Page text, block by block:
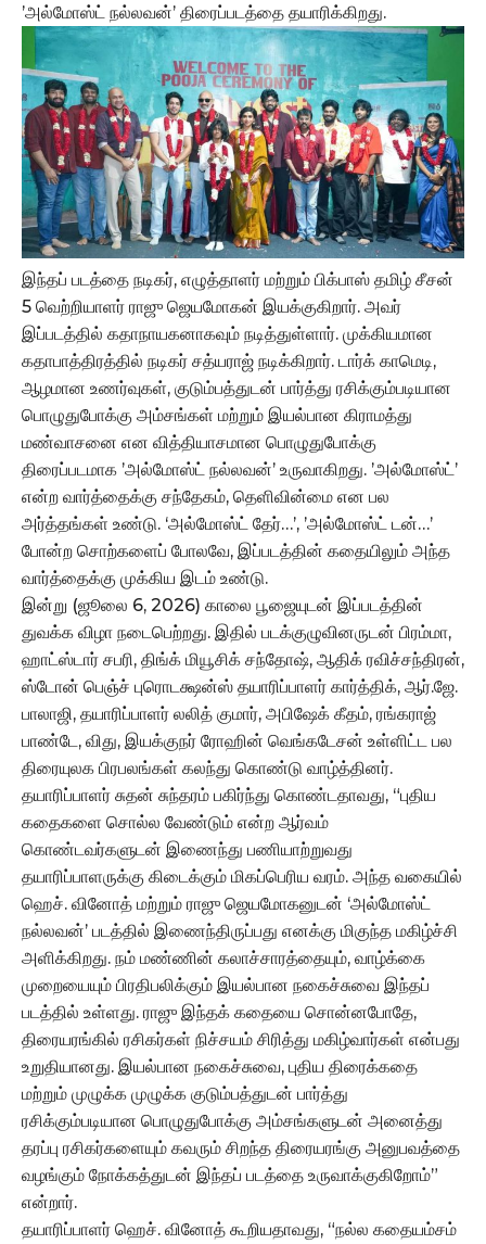
’அல்மோஸ்ட் நல்லவன்’ திரைப்படத்தை தயாரிக்கிறது.
இந்தப் படத்தை நடிகர், எழுத்தாளர் மற்றும் பிக்பாஸ் தமிழ் சீசன்
5 வெற்றியாளர் ராஜு ஜெயமோகன் இயக்குகிறார். அவர்
இப்படத்தில் கதாநாயகனாகவும் நடித்துள்ளார். முக்கியமான
கதாபாத்திரத்தில் நடிகர் சத்யராஜ் நடிக்கிறார். டார்க் காமெடி,
ஆழமான உணர்வுகள், குடும்பத்துடன் பார்த்து ரசிக்கும்படியான
பொழுதுபோக்கு அம்சங்கள் மற்றும் இயல்பான கிராமத்து
மண்வாசனை என வித்தியாசமான பொழுதுபோக்கு
திரைப்படமாக ’அல்மோஸ்ட் நல்லவன்’ உருவாகிறது. ’அல்மோஸ்ட்’
என்ற வார்த்தைக்கு சந்தேகம், தெளிவின்மை என பல
அர்த்தங்கள் உண்டு. ‘அல்மோஸ்ட் தேர்…’, ’அல்மோஸ்ட் டன்…’
போன்ற சொற்களைப் போலவே, இப்படத்தின் கதையிலும் அந்த
வார்த்தைக்கு முக்கிய இடம் உண்டு.
இன்று (ஜூலை 6, 2026) காலை பூஜையுடன் இப்படத்தின்
துவக்க விழா நடைபெற்றது. இதில் படக்குழுவினருடன் பிரம்மா,
ஹாட்ஸ்டார் சபரி, திங்க் மியூசிக் சந்தோஷ், ஆதிக் ரவிச்சந்திரன்,
ஸ்டோன் பெஞ்ச் புரொடக்ஷன்ஸ் தயாரிப்பாளர் கார்த்திக், ஆர்.ஜே.
பாலாஜி, தயாரிப்பாளர் லலித் குமார், அபிஷேக் கீதம், ரங்கராஜ்
பாண்டே, விது, இயக்குநர் ரோஹின் வெங்கடேசன் உள்ளிட்ட பல
திரையுலக பிரபலங்கள் கலந்து கொண்டு வாழ்த்தினர்.
தயாரிப்பாளர் சுதன் சுந்தரம் பகிர்ந்து கொண்டதாவது, “புதிய
கதைகளை சொல்ல வேண்டும் என்ற ஆர்வம்
கொண்டவர்களுடன் இணைந்து பணியாற்றுவது
தயாரிப்பாளருக்கு கிடைக்கும் மிகப்பெரிய வரம். அந்த வகையில்
ஹெச். வினோத் மற்றும் ராஜு ஜெயமோகனுடன் ‘அல்மோஸ்ட்
நல்லவன்’ படத்தில் இணைந்திருப்பது எனக்கு மிகுந்த மகிழ்ச்சி
அளிக்கிறது. நம் மண்ணின் கலாச்சாரத்தையும், வாழ்க்கை
முறையையும் பிரதிபலிக்கும் இயல்பான நகைச்சுவை இந்தப்
படத்தில் உள்ளது. ராஜு இந்தக் கதையை சொன்னபோதே,
திரையரங்கில் ரசிகர்கள் நிச்சயம் சிரித்து மகிழ்வார்கள் என்பது
உறுதியானது. இயல்பான நகைச்சுவை, புதிய திரைக்கதை
மற்றும் முழுக்க முழுக்க குடும்பத்துடன் பார்த்து
ரசிக்கும்படியான பொழுதுபோக்கு அம்சங்களுடன் அனைத்து
தரப்பு ரசிகர்களையும் கவரும் சிறந்த திரையரங்கு அனுபவத்தை
வழங்கும் நோக்கத்துடன் இந்தப் படத்தை உருவாக்குகிறோம்”
என்றார்.
தயாரிப்பாளர் ஹெச். வினோத் கூறியதாவது, “நல்ல கதையம்சம்